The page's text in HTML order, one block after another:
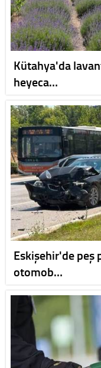
Kütahya'da
heyeca…
Eskişehir'de peş
otomob…